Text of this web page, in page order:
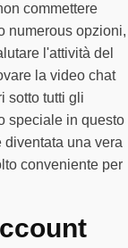
commettere
numerous opzioni,
l'attività del
la video chat
sotto tutti gli
speciale in questo
una vera
conveniente per